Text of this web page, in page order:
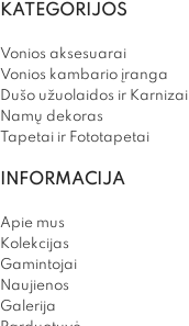
KATEGORIJOS
Vonios aksesuarai
Vonios kambario įranga
Dušo užuolaidos ir Karnizai
Namų dekoras
Tapetai ir Fototapetai
INFORMACIJA
Apie mus
Kolekcijas
Gamintojai
Naujienos
Galerija